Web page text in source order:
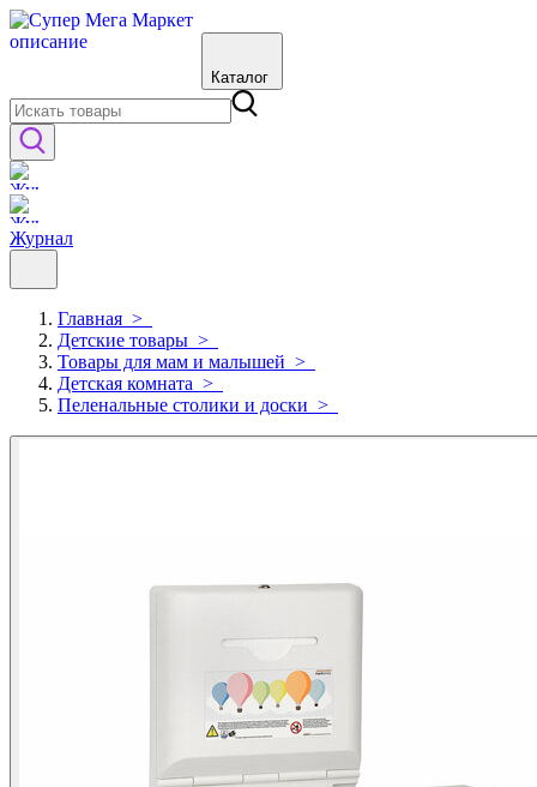
Каталог
Журнал
Главная >
Детские товары >
Товары для мам и малышей >
Детская комната >
Пеленальные столики и доски >